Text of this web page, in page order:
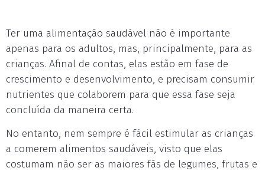
Ter uma alimentação saudável não é importante
apenas para os adultos, mas, principalmente, para as
crianças. Afinal de contas, elas estão em fase de
crescimento e desenvolvimento, e precisam consumir
nutrientes que colaborem para que essa fase seja
concluída da maneira certa.
No entanto, nem sempre é fácil estimular as crianças
a comerem alimentos saudáveis, visto que elas
costumam não ser as maiores fãs de legumes, frutas e